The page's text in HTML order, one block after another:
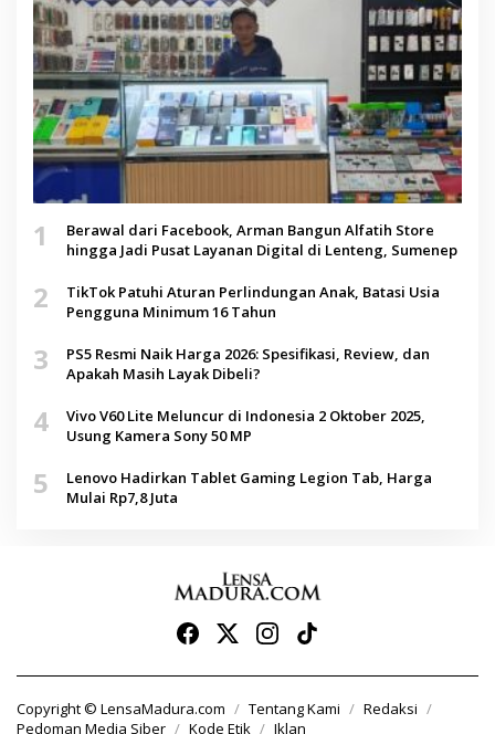
1
Berawal dari Facebook, Arman Bangun Alfatih Store
hingga Jadi Pusat Layanan Digital di Lenteng, Sumenep
2
TikTok Patuhi Aturan Perlindungan Anak, Batasi Usia
Pengguna Minimum 16 Tahun
3
PS5 Resmi Naik Harga 2026: Spesifikasi, Review, dan
Apakah Masih Layak Dibeli?
4
Vivo V60 Lite Meluncur di Indonesia 2 Oktober 2025,
Usung Kamera Sony 50 MP
5
Lenovo Hadirkan Tablet Gaming Legion Tab, Harga
Mulai Rp7,8 Juta
Copyright © LensaMadura.com Tentang Kami
Redaksi
Pedoman Media Siber
Kode Etik Iklan